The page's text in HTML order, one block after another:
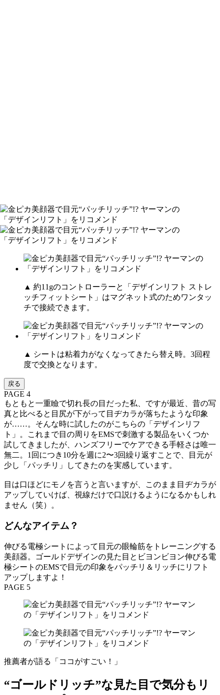
▲ 約11gのコントローラーと「デザインリフト ストレ
ッチフィットシート」はマグネット式のためワンタッ
チで接続できます。
▲ シートは粘着力がなくなってきたら替え時。3回程
度で交換となります。
戻る
PAGE 4
もともと一重瞼で切れ長の目だった私、ですが最近、昔の写
真と比べると目尻が下がって目ヂカラが落ちたような印象
が……。そんな時に試したのがこちらの「デザインリフ
ト」。これまで目の周りをEMSで刺激する製品をいくつか
試してきましたが、ハンズフリーでケアできる手軽さは唯一
無二。1回につき10分を週に2〜3回繰り返すことで、目元が
少し「パッチリ」してきたのを実感しています。
目は口ほどにモノを言うと言いますが、このまま目ヂカラが
アップしていけば、視線だけで口説けるようになるかもしれ
ません（笑）。
どんなアイテム？
伸びる電極シートによって目元の眼輪筋をトレーニングする
美顔器。ゴールドデザインの見た目とビヨンビヨン伸びる電
極シートのEMSで目元の印象をパッチリ＆リッチにリフト
アップしますよ！
PAGE 5
推薦者が語る「ココがすごい！」
“ゴールドリッチ”な見た目で気分もリ